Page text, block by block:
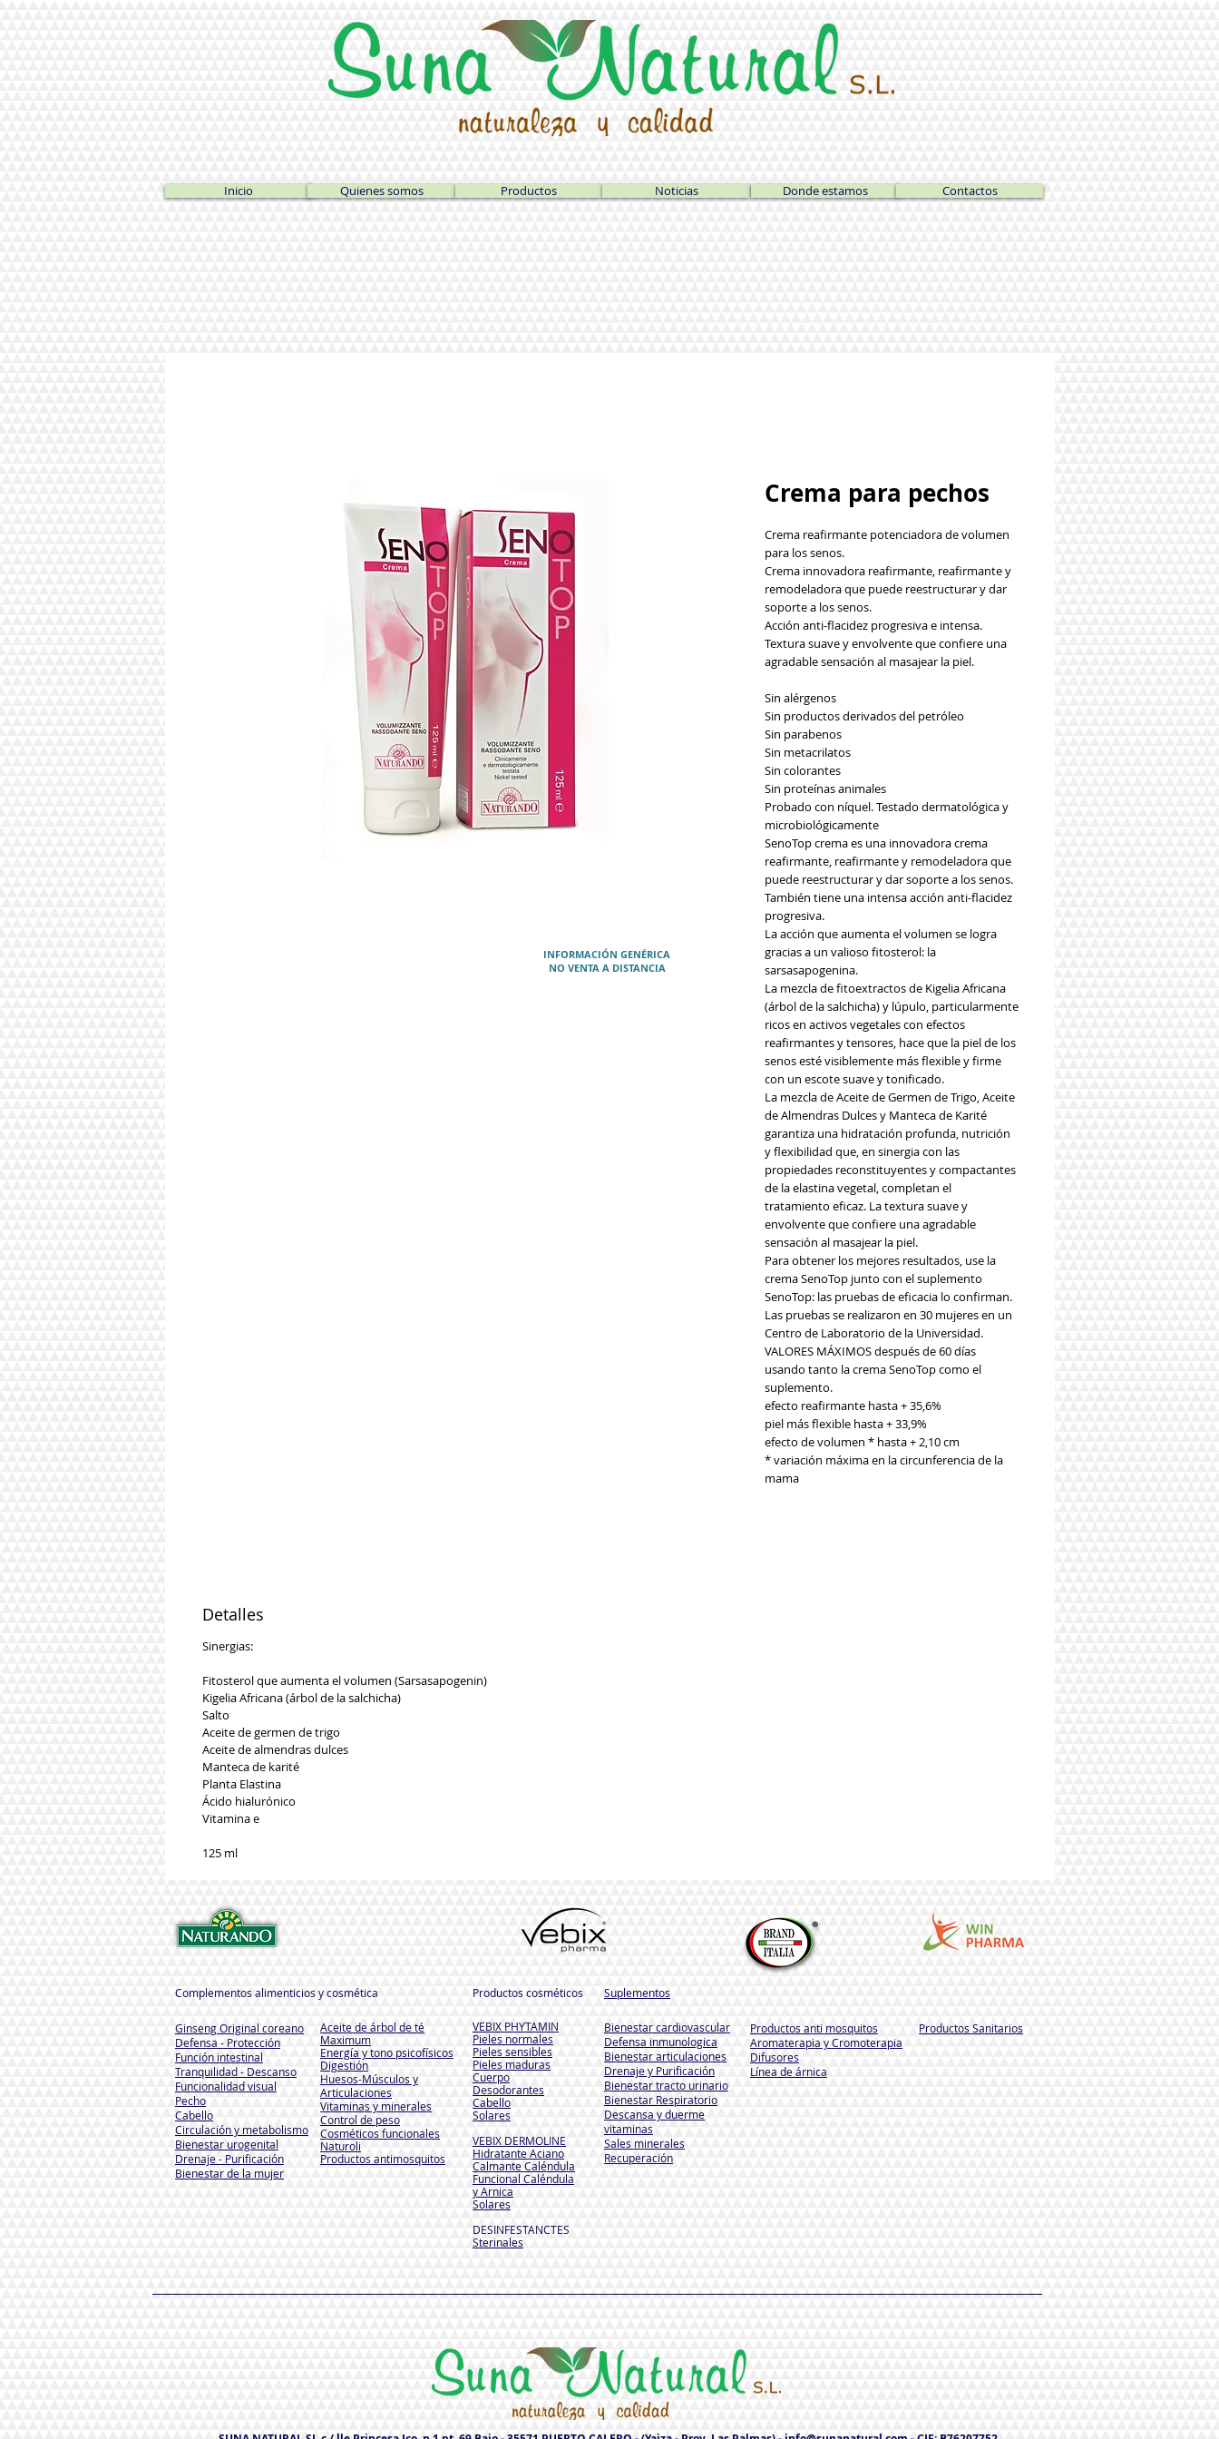
Inicio Quienes somos Productos Noticias Donde estamos Contactos
Crema para pechos
Crema reafirmante potenciadora de volumen
para los senos.
Crema innovadora reafirmante, reafirmante y
remodeladora que puede reestructurar y dar
soporte a los senos.
Acción anti-flacidez progresiva e intensa.
Textura suave y envolvente que confiere una
agradable sensación al masajear la piel.
Sin alérgenos
Sin productos derivados del petróleo
Sin parabenos
Sin metacrilatos
Sin colorantes
Sin proteínas animales
Probado con níquel. Testado dermatológica y
microbiológicamente
SenoTop crema es una innovadora crema
reafirmante, reafirmante y remodeladora que
puede reestructurar y dar soporte a los senos.
También tiene una intensa acción anti-flacidez
progresiva.
La acción que aumenta el volumen se logra
gracias a un valioso fitosterol: la
sarsasapogenina.
La mezcla de fitoextractos de Kigelia Africana
(árbol de la salchicha) y lúpulo, particularmente
ricos en activos vegetales con efectos
reafirmantes y tensores, hace que la piel de los
senos esté visiblemente más flexible y firme
con un escote suave y tonificado.
La mezcla de Aceite de Germen de Trigo, Aceite
de Almendras Dulces y Manteca de Karité
garantiza una hidratación profunda, nutrición
y flexibilidad que, en sinergia con las
propiedades reconstituyentes y compactantes
de la elastina vegetal, completan el
tratamiento eficaz. La textura suave y
envolvente que confiere una agradable
sensación al masajear la piel.
Para obtener los mejores resultados, use la
crema SenoTop junto con el suplemento
SenoTop: las pruebas de eficacia lo confirman.
Las pruebas se realizaron en 30 mujeres en un
Centro de Laboratorio de la Universidad.
VALORES MÁXIMOS después de 60 días
usando tanto la crema SenoTop como el
suplemento.
efecto reafirmante hasta + 35,6%
piel más flexible hasta + 33,9%
efecto de volumen * hasta + 2,10 cm
* variación máxima en la circunferencia de la
mama
Detalles
Sinergias:
Fitosterol que aumenta el volumen (Sarsasapogenin)
Kigelia Africana (árbol de la salchicha)
Salto
Aceite de germen de trigo
Aceite de almendras dulces
Manteca de karité
Planta Elastina
Ácido hialurónico
Vitamina e
125 ml
INFORMACIÓN GENÉRICA
NO VENTA A DISTANCIA
Complementos alimenticios y cosmética
Ginseng Original coreano
Defensa - Protección
Función intestinal
Tranquilidad - Descanso
Funcionalidad visual
Pecho
Cabello
Circulación y metabolismo
Bienestar urogenital
Drenaje - Purificación
Bienestar de la mujer
Aceite de árbol de té
Maximum
Energía y tono psicofísicos
Digestión
Huesos-Músculos y
Articulaciones
Vitaminas y minerales
Control de peso
Cosméticos funcionales
Naturoli
Productos antimosquitos
Productos cosméticos Suplementos
VEBIX PHYTAMIN
Pieles normales
Pieles sensibles
Pieles maduras
Cuerpo
Desodorantes
Cabello
Solares
VEBIX DERMOLINE
Hidratante Aciano
Calmante Caléndula
Funcional Caléndula
y Arnica
Solares
DESINFESTANCTES
Sterinales
Bienestar cardiovascular
Defensa inmunologica
Bienestar articulaciones
Drenaje y Purificación
Bienestar tracto urinario
Bienestar Respiratorio
Descansa y duerme
vitaminas
Sales minerales
Recuperación
Productos anti mosquitos
Aromaterapia y Cromoterapia
Difusores
Línea de árnica
Productos Sanitarios